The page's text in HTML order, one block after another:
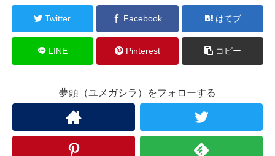
Twitter Facebook はてブ
LINE Pinterest コピー
夢頭（ユメガシラ）をフォローする